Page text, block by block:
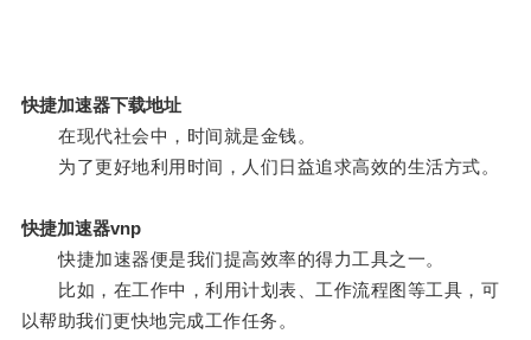
快捷加速器下载地址
在现代社会中，时间就是金钱。
为了更好地利用时间，人们日益追求高效的生活方式。
快捷加速器vnp
快捷加速器便是我们提高效率的得力工具之一。
比如，在工作中，利用计划表、工作流程图等工具，可
以帮助我们更快地完成工作任务。